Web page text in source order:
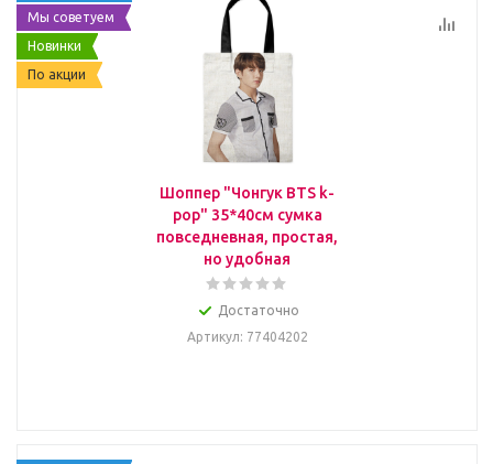
Мы советуем
Новинки
По акции
Шоппер "Чонгук BTS k-
pop" 35*40см сумка
повседневная, простая,
но удобная
Достаточно
Артикул: 77404202